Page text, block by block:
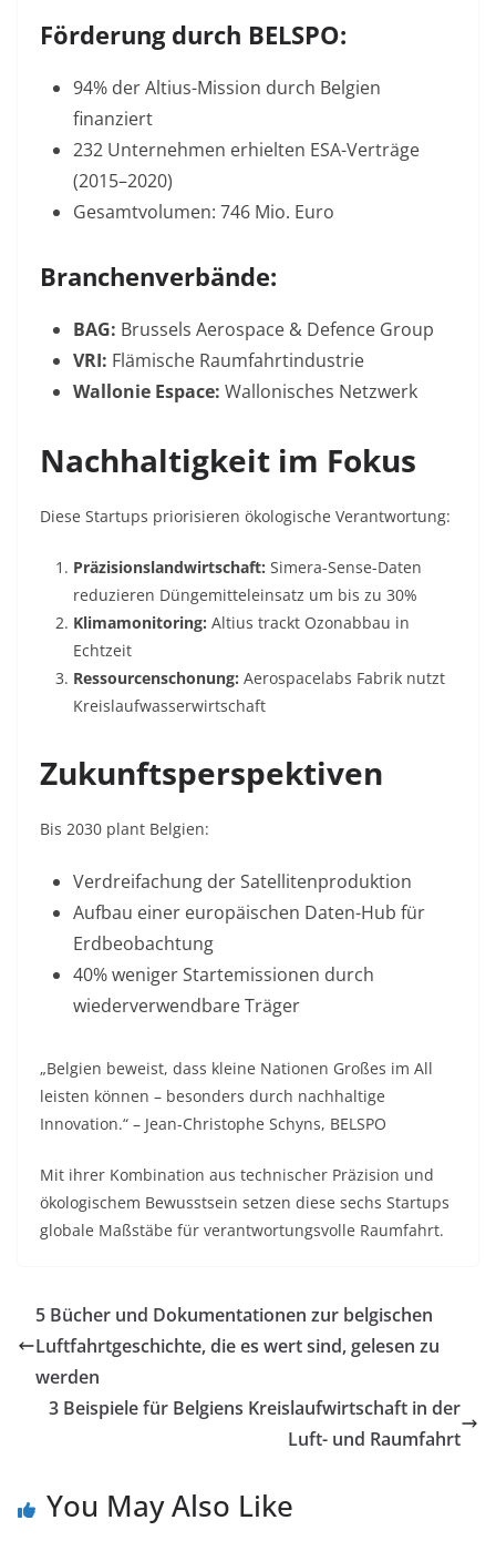
Förderung durch BELSPO:
94% der Altius-Mission durch Belgien
finanziert
232 Unternehmen erhielten ESA-Verträge
(2015–2020)
Gesamtvolumen: 746 Mio. Euro
Branchenverbände:
BAG: Brussels Aerospace & Defence Group
VRI: Flämische Raumfahrtindustrie
Wallonie Espace: Wallonisches Netzwerk
Nachhaltigkeit im Fokus
Diese Startups priorisieren ökologische Verantwortung:
Präzisionslandwirtschaft: Simera-Sense-Daten
reduzieren Düngemitteleinsatz um bis zu 30%
Klimamonitoring: Altius trackt Ozonabbau in
Echtzeit
Ressourcenschonung: Aerospacelabs Fabrik nutzt
Kreislaufwasserwirtschaft
Zukunftsperspektiven
Bis 2030 plant Belgien:
Verdreifachung der Satellitenproduktion
Aufbau einer europäischen Daten-Hub für
Erdbeobachtung
40% weniger Startemissionen durch
wiederverwendbare Träger
„Belgien beweist, dass kleine Nationen Großes im All
leisten können – besonders durch nachhaltige
Innovation.“ – Jean-Christophe Schyns, BELSPO
Mit ihrer Kombination aus technischer Präzision und
ökologischem Bewusstsein setzen diese sechs Startups
globale Maßstäbe für verantwortungsvolle Raumfahrt.
5 Bücher und Dokumentationen zur belgischen
Luftfahrtgeschichte, die es wert sind, gelesen zu
werden
3 Beispiele für Belgiens Kreislaufwirtschaft in der
Luft- und Raumfahrt
You May Also Like